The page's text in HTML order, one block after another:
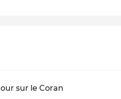
sur le Coran